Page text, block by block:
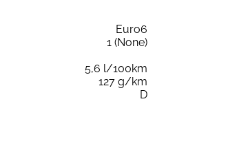
Euro6
1 (None)
5,6 l/100km
127 g/km
D